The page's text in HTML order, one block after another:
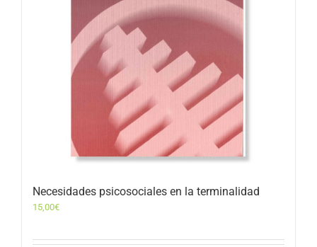
Necesidades psicosociales en la terminalidad
15,00€